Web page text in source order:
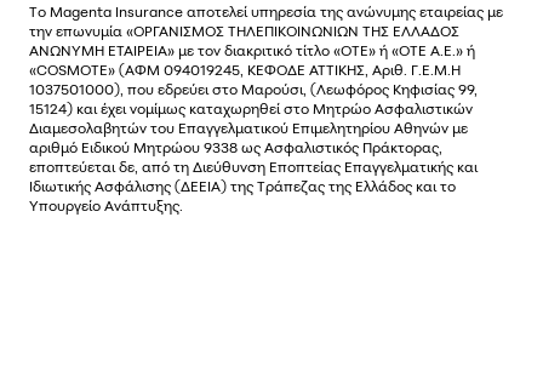
Το Magenta Insurance αποτελεί υπηρεσία της ανώνυµης εταιρείας µε
την επωνυµία «ΟΡΓΑΝΙΣΜΟΣ ΤΗΛΕΠΙΚΟΙΝΩΝΙΩΝ ΤΗΣ ΕΛΛΑΔΟΣ
ΑΝΩΝΥΜΗ ΕΤΑΙΡΕΙΑ» µε τον διακριτικό τίτλο «OTE» ή «ΟΤΕ Α.Ε.» ή
«COSMOTE» (ΑΦΜ 094019245, ΚΕΦΟΔΕ ΑΤΤΙΚΗΣ, Αριθ. Γ.Ε.Μ.Η
1037501000), που εδρεύει στο Μαρούσι, (Λεωφόρος Κηφισίας 99,
15124) και έχει νοµίµως καταχωρηθεί στο Μητρώο Ασφαλιστικών
Διαµεσολαβητών του Επαγγελµατικού Επιµελητηρίου Αθηνών µε
αριθµό Ειδικού Μητρώου 9338 ως Ασφαλιστικός Πράκτορας,
εποπτεύεται δε, από τη Διεύθυνση Εποπτείας Επαγγελματικής και
Ιδιωτικής Ασφάλισης (ΔΕΕΙΑ) της Τράπεζας της Ελλάδος και το
Υπουργείο Ανάπτυξης.